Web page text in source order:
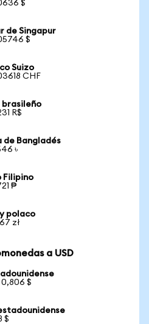
$
de Singapur
$
Suizo
CHF
brasileño
R$
de Bangladés
৳
Filipino
₱
polaco
zł
a USD
0,806 $
$